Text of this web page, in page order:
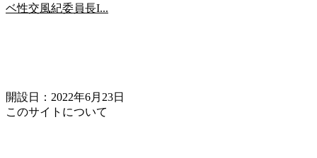
ベ性交風紀委員長I...
開設日：2022年6月23日
このサイトについて